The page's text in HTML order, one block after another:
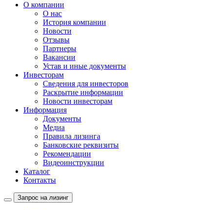
О компании
О нас
История компании
Новости
Отзывы
Партнеры
Вакансии
Устав и иные документы
Инвесторам
Сведения для инвесторов
Раскрытие информации
Новости инвесторам
Информация
Документы
Медиа
Правила лизинга
Банковские реквизиты
Рекомендации
Видеоинструкции
Каталог
Контакты
Запрос на лизинг